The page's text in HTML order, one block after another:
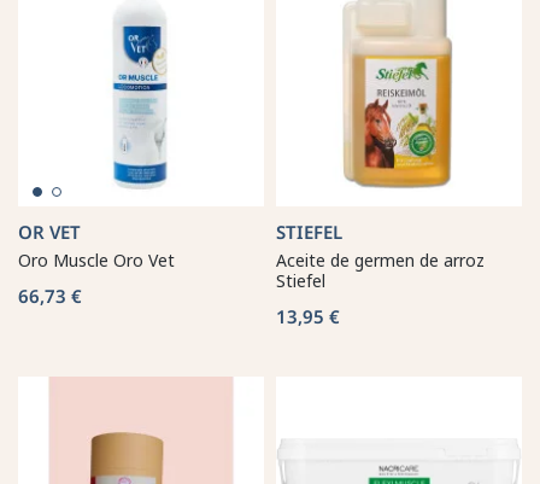
OR VET
Oro Muscle Oro Vet
66,73 €
STIEFEL
Aceite de germen de arroz
Stiefel
13,95 €